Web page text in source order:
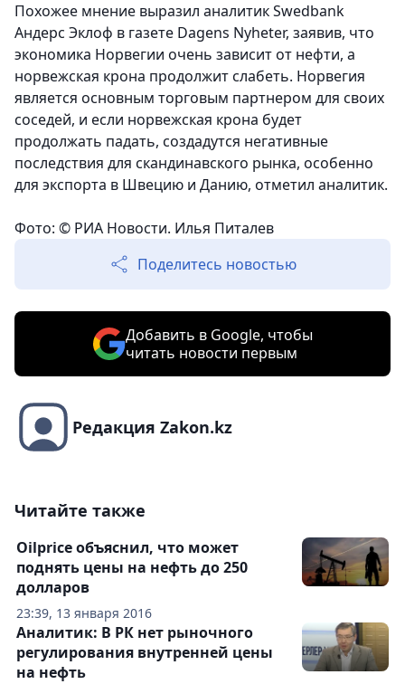
Похожее мнение выразил аналитик Swedbank
Андерс Эклоф в газете Dagens Nyheter, заявив, что
экономика Норвегии очень зависит от нефти, а
норвежская крона продолжит слабеть. Норвегия
является основным торговым партнером для своих
соседей, и если норвежская крона будет
продолжать падать, создадутся негативные
последствия для скандинавского рынка, особенно
для экспорта в Швецию и Данию, отметил аналитик.
Фото: © РИА Новости. Илья Питалев
Поделитесь новостью
Добавить в Google, чтобы
читать новости первым
Редакция Zakon.kz
Читайте также
23:39, 13 января 2016
Oilprice объяснил, что может
поднять цены на нефть до 250
долларов
Аналитик: В РК нет рыночного
регулирования внутренней цены
на нефть